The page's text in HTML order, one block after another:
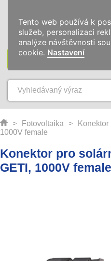
> Fotovoltaika >
1000V female
Konektor pro
GETI, 1000V female
Tento web používá k
služeb, personalizaci
analýze návštěvnosti
cookie. Nastavení